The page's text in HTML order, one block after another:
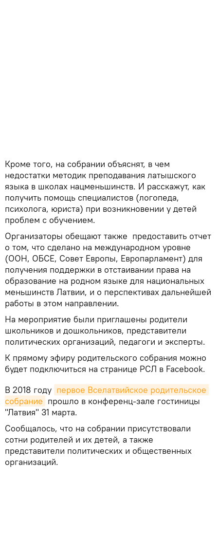
Кроме того, на собрании объяснят, в чем
недостатки методик преподавания латышского
языка в школах нацменьшинств. И расскажут, как
получить помощь специалистов (логопеда,
психолога, юриста) при возникновении у детей
проблем с обучением.
Организаторы обещают также предоставить отчет
о том, что сделано на международном уровне
(ООН, ОБСЕ, Совет Европы, Европарламент) для
получения поддержки в отстаивании права на
образование на родном языке для национальных
меньшинств Латвии, и о перспективах дальнейшей
работы в этом направлении.
На мероприятие были приглашены родители
школьников и дошкольников, представители
политических организаций, педагоги и эксперты.
К прямому эфиру родительского собрания можно
будет подключиться на странице РСЛ в Facebook.
В 2018 году первое Вселатвийское родительское
собрание прошло в конференц-зале гостиницы
"Латвия" 31 марта.
Сообщалось, что на собрании присутствовали
сотни родителей и их детей, а также
представители политических и общественных
организаций.